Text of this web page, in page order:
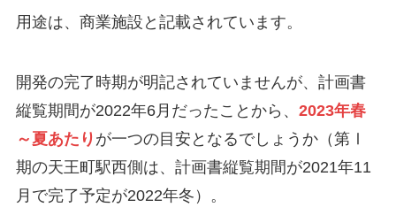
用途は、 商業施設 と記載されています。
開発の完了時期が明記されていませんが、計画書
縦覧期間が2022年6月だったことから、 2023年春
～夏あたり が一つの目安 となるでしょうか（第Ⅰ
期の天王町駅西側は、計画書縦覧期間が2021年11
月で完了予定が2022年冬）。